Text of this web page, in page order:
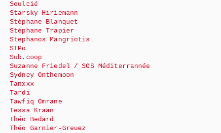
Soulcié
Starsky-Hiriemann
Stéphane Blanquet
Stéphane Trapier
Stephanos Mangriotis
STPo
Sub.coop
Suzanne Friedel / SOS Méditerrannée
Sydney Onthemoon
Tanxxx
Tardi
Tawfiq Omrane
Tessa Kraan
Théo Bedard
Théo Garnier-Greuez